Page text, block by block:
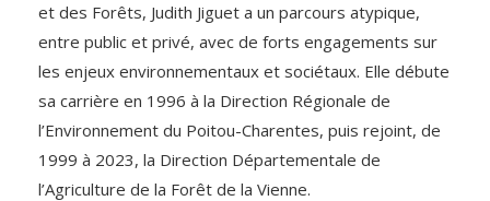
et des Forêts, Judith Jiguet a un parcours atypique,
entre public et privé, avec de forts engagements sur
les enjeux environnementaux et sociétaux. Elle débute
sa carrière en 1996 à la Direction Régionale de
l’Environnement du Poitou-Charentes, puis rejoint, de
1999 à 2023, la Direction Départementale de
l’Agriculture de la Forêt de la Vienne.